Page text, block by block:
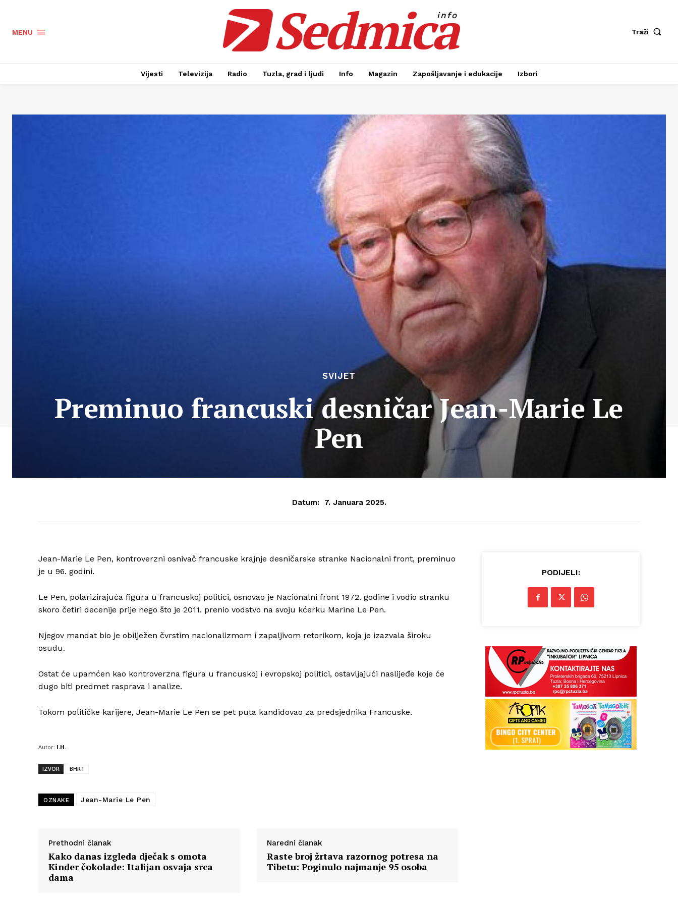
O nama
Impressum
MENU Sedmica
info
Traži
Vijesti Televizija Radio Tuzla, grad i ljudi Info Magazin Zapošljavanje i edukacije Izbori
SVIJET
Preminuo francuski desničar Jean-Marie Le
Pen
Datum: 7. Januara 2025.
Jean-Marie Le Pen, kontroverzni osnivač francuske krajnje desničarske stranke Nacionalni front, preminuo
je u 96. godini.
Le Pen, polarizirajuća figura u francuskoj politici, osnovao je Nacionalni front 1972. godine i vodio stranku
skoro četiri decenije prije nego što je 2011. prenio vodstvo na svoju kćerku Marine Le Pen.
Njegov mandat bio je obilježen čvrstim nacionalizmom i zapaljivom retorikom, koja je izazvala široku
osudu.
Ostat će upamćen kao kontroverzna figura u francuskoj i evropskoj politici, ostavljajući naslijeđe koje će
dugo biti predmet rasprava i analize.
Tokom političke karijere, Jean-Marie Le Pen se pet puta kandidovao za predsjednika Francuske.
Autor: I.H.
IZVOR BHRT
OZNAKE Jean-Marie Le Pen
Prethodni članak
Kako danas izgleda dječak s omota
Kinder čokolade: Italijan osvaja srca
dama
Naredni članak
Raste broj žrtava razornog potresa na
Tibetu: Poginulo najmanje 95 osoba
PODIJELI: